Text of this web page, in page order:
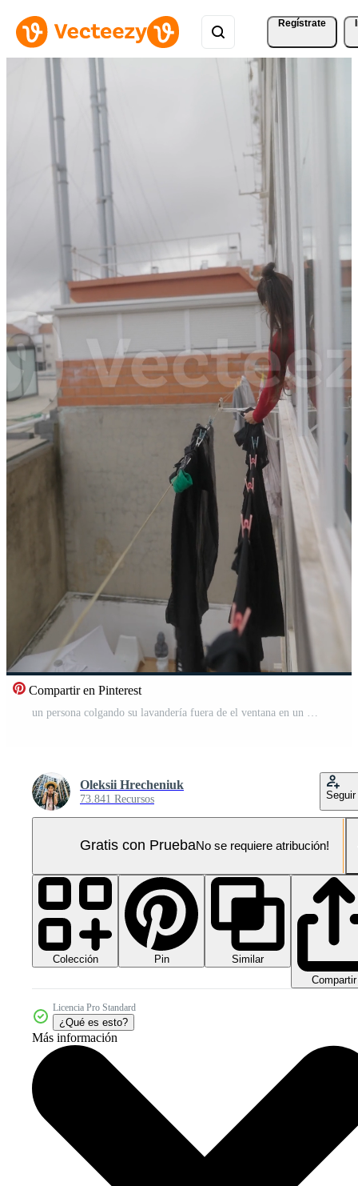
Regístrate
Compartir en Pinterest
Oleksii Hrecheniuk
73.841 Recursos Seguir
Gratis con PruebaNo se requiere atribución!
Colección Pin
Similar
Compartir
Licencia Pro Standard
¿Qué es esto?
Más información